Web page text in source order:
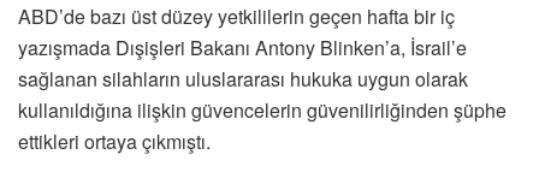
ABD’de bazı üst düzey yetkililerin geçen hafta bir iç
yazışmada Dışişleri Bakanı Antony Blinken’a, İsrail’e
sağlanan silahların uluslararası hukuka uygun olarak
kullanıldığına ilişkin güvencelerin güvenilirliğinden şüphe
ettikleri ortaya çıkmıştı.